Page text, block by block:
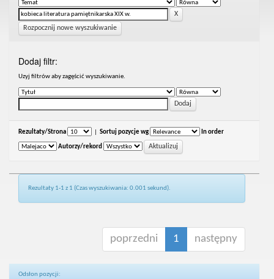
Rozpocznij nowe wyszukiwanie
Dodaj filtr:
Uzyj filtrów aby zagęścić wyszukiwanie.
Rezultaty/Strona Sortuj pozycje wg In order
Autorzy/rekord
Rezultaty 1-1 z 1 (Czas wyszukiwania: 0.001 sekund).
poprzedni 1 następny
Odsłon pozycji: